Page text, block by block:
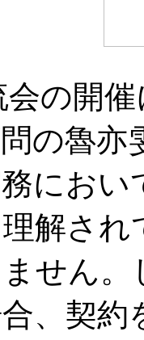
会の開
の魯亦
におい
解さ
せん。
、契